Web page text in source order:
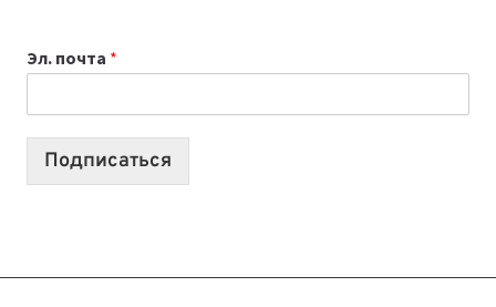
2026:
10
Эл. почта *
Подписаться